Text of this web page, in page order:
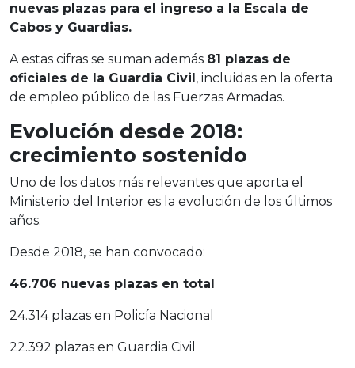
nuevas plazas para el ingreso a la Escala de
Cabos y Guardias.
A estas cifras se suman además 81 plazas de
oficiales de la Guardia Civil , incluidas en la oferta
de empleo público de las Fuerzas Armadas.
Evolución desde 2018:
crecimiento sostenido
Uno de los datos más relevantes que aporta el
Ministerio del Interior es la evolución de los últimos
años.
Desde 2018, se han convocado:
46.706 nuevas plazas en total
24.314 plazas en Policía Nacional
22.392 plazas en Guardia Civil